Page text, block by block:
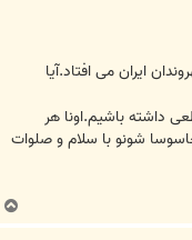
ایران می افتاد.آیا
داشته باشیم.اونا هر
شونو با سلام و صلوات
ب
ا